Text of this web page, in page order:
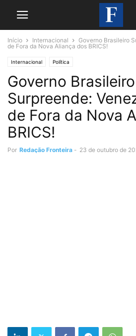
Início Internacional
Governo Brasileiro
de Fora da Nova Aliança dos BRICS!
Internacional Política
Governo Brasileiro
Surpreende:
de Fora da Nova
BRICS!
Por Redação Fronteira - 23 de outubro de